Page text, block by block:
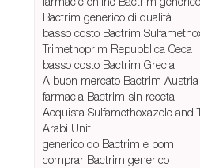
Bactrim generico di qualità
basso costo Bactrim
Trimethoprim Repubblica Ceca
basso costo Bactrim Grecia
A buon mercato Bactrim Austria
farmacia Bactrim sin receta
Acquista Sulfamethoxazole and
Arabi Uniti
generico do Bactrim e bom
comprar Bactrim generico